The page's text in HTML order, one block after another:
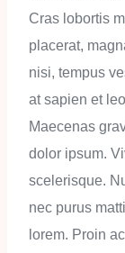
Cras lobortis
placerat,
nisi, tempus
at sapien et
Maecenas
dolor ipsum.
scelerisque.
nec purus
lorem. Proin